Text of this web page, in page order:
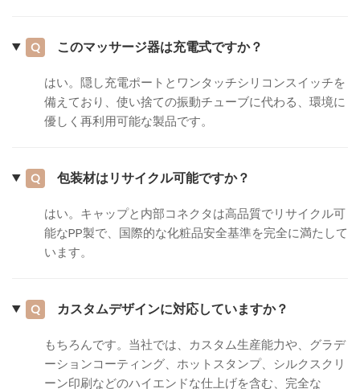
Q このマッサージ器は充電式ですか？
はい。隠し充電ポートとワンタッチシリコンスイッチを
備えており、使い捨ての振動チューブに代わる、環境に
優しく再利用可能な製品です。
Q 包装材はリサイクル可能ですか？
はい。キャップと内部コネクタは高品質でリサイクル可
能なPP製で、国際的な化粧品安全基準を完全に満たして
います。
Q カスタムデザインに対応していますか？
もちろんです。当社では、カスタム生産能力や、グラデ
ーションコーティング、ホットスタンプ、シルクスクリ
ーン印刷などのハイエンドな仕上げを含む、完全な